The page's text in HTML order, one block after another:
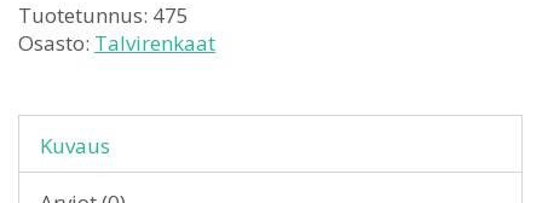
Tuotetunnus: 475
Osasto: Talvirenkaat
Kuvaus